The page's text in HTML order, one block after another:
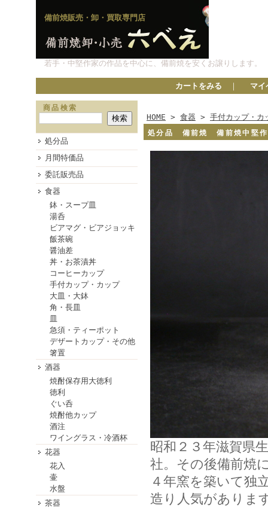
備前焼販売・卸・買取専門店
若手・中堅作家の作品を中心に、備前焼を安くお譲りします。
カートをみる ｜ マイ
商品検索
処分品
月間特価品
委託販売品
食器
鉢・スープ皿
湯呑
ビアマグ・ビアジョッキ
飯茶碗
醤油差
丼・お茶漬丼
コーヒーカップ
手付カップ・カップ
大皿・大鉢
角・長皿
皿
急須・ティーポット
デザートカップ・その他
箸置
酒器
焼酎保存用大徳利
徳利
ぐい呑
焼酎他カップ
酒注
ワイングラス・冷酒杯
花器
花入
壷
水盤
茶器
HOME > 食器 > 手付カップ・カ
処分品 備前焼 備前焼中
昭和２３年滋賀県
社。その後備前焼
４年窯を築いて独
造り人気がありま